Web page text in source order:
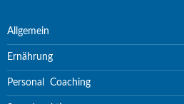
Allgemein
Ernährung
Personal Coaching